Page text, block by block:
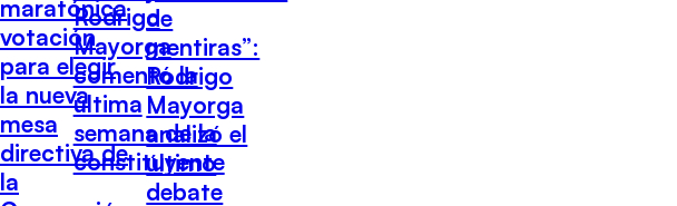
maratónica
votación
para elegir
la nueva
mesa
directiva de
la
Rodrigo
Mayorga
comentó la
última
semana de la
constituyente
de
mentiras”:
Rodrigo
Mayorga
analizó el
último
debate